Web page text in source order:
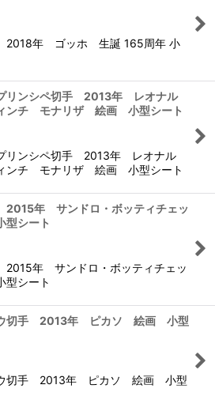
2018年 ゴッホ 生誕 165周年 小
リンシペ切手 2013年 レオナル
ィンチ モナリザ 絵画 小型シート
リンシペ切手 2013年 レオナル
ィンチ モナリザ 絵画 小型シート
2015年 サンドロ・ボッティチェッ
シート
2015年 サンドロ・ボッティチェッ
シート
ウ切手 2013年 ピカソ 絵画 小型
ウ切手 2013年 ピカソ 絵画 小型